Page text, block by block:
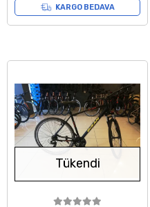
KARGO BEDAVA
Tükendi